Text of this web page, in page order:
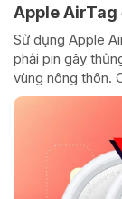
Apple AirTag
Sử dụng Apple
phải pin gây
vùng nông thôn.